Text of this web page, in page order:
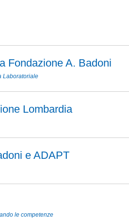
Fondazione A. Badoni
Laboratoriale
Lombardia
e ADAPT
le competenze